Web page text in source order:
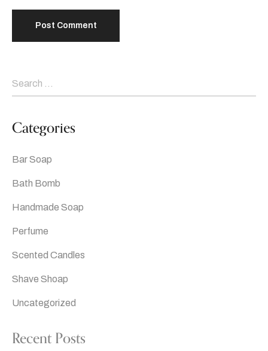
Categories
Bar Soap
Bath Bomb
Handmade Soap
Perfume
Scented Candles
Shave Shoap
Uncategorized
Recent Posts